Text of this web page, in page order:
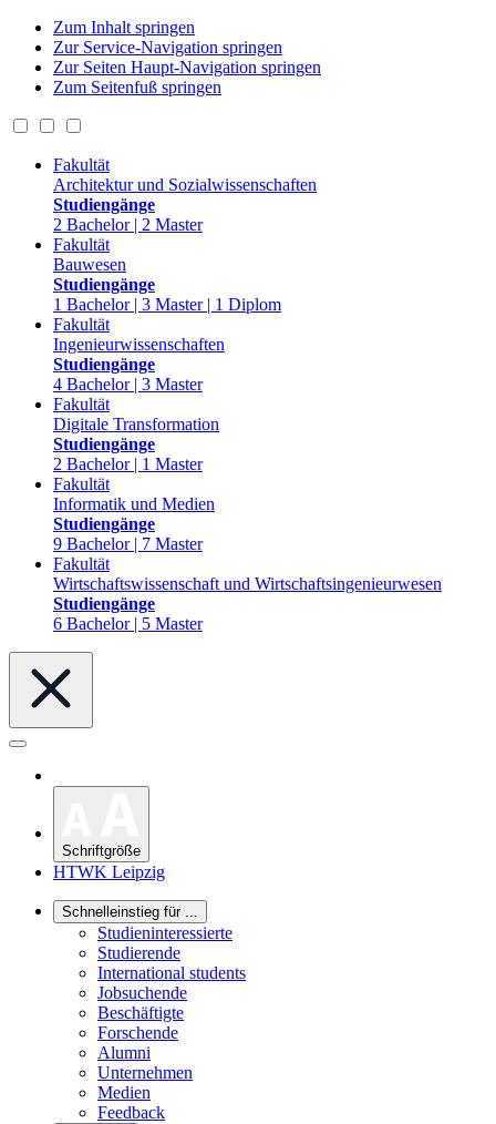
Zum Inhalt springen
Zur Service-Navigation springen
Zur Seiten Haupt-Navigation springen
Zum Seitenfuß springen
Fakultät
Architektur und Sozialwissenschaften
Studiengänge
2 Bachelor | 2 Master
Fakultät
Bauwesen
Studiengänge
1 Bachelor | 3 Master | 1 Diplom
Fakultät
Ingenieurwissenschaften
Studiengänge
4 Bachelor | 3 Master
Fakultät
Digitale Transformation
Studiengänge
2 Bachelor | 1 Master
Fakultät
Informatik und Medien
Studiengänge
9 Bachelor | 7 Master
Fakultät
Wirtschaftswissenschaft und Wirtschaftsingenieurwesen
Studiengänge
6 Bachelor | 5 Master
Schriftgröße
HTWK Leipzig
Schnelleinstieg für ...
Studieninteressierte
Studierende
International students
Jobsuchende
Beschäftigte
Forschende
Alumni
Unternehmen
Medien
Feedback